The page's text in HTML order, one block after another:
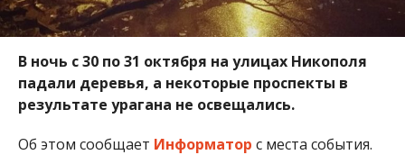
В ночь с 30 по 31 октября на улицах Никополя
падали деревья, а некоторые проспекты в
результате урагана не освещались.
Об этом сообщает Информатор с места события.